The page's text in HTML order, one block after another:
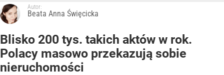
Autor:
Beata Anna Święcicka
Blisko 200 tys. takich aktów w rok.
Polacy masowo przekazują sobie
nieruchomości